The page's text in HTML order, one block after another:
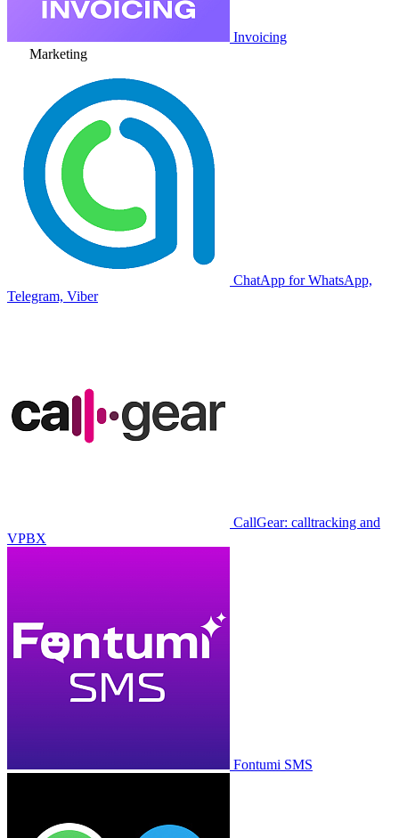
Invoicing
Marketing
ChatApp for WhatsApp,
Telegram, Viber
CallGear: calltracking and
VPBX
Fontumi SMS